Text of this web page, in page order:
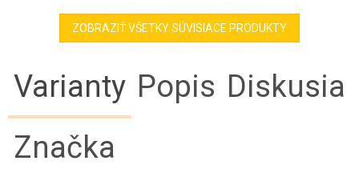
ZOBRAZIŤ VŠETKY SÚVISIACE PRODUKTY
Varianty Popis Diskusia
Značka